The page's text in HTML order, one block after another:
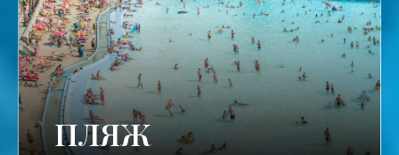
ПЛЯЖ